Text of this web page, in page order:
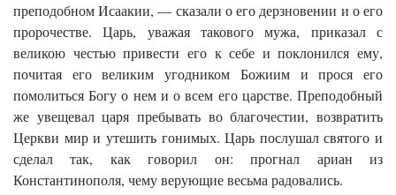
преподобном Исаакии, — сказали о его дерзновении и о его
пророчестве. Царь, уважая такового мужа, приказал с
великою честью привести его к себе и поклонился ему,
почитая его великим угодником Божиим и прося его
помолиться Богу о нем и о всем его царстве. Преподобный
же увещевал царя пребывать во благочестии, возвратить
Церкви мир и утешить гонимых. Царь послушал святого и
сделал так, как говорил он: прогнал ариан из
Константинополя, чему верующие весьма радовались.